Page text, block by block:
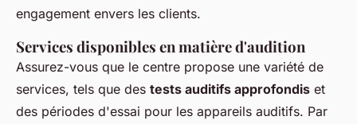
engagement envers les clients.
Services disponibles en matière d'audition
Assurez-vous que le centre propose une variété de
services, tels que des tests auditifs approfondis et
des périodes d'essai pour les appareils auditifs. Par